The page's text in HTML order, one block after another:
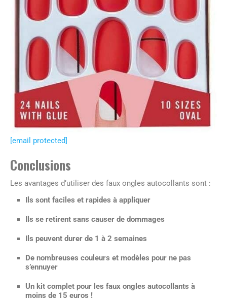
[email protected]
Conclusions
Les avantages d’utiliser des faux ongles autocollants sont :
Ils sont faciles et rapides à appliquer
Ils se retirent sans causer de dommages
Ils peuvent durer de 1 à 2 semaines
De nombreuses couleurs et modèles pour ne pas
s’ennuyer
Un kit complet pour les faux ongles autocollants à
moins de 15 euros !